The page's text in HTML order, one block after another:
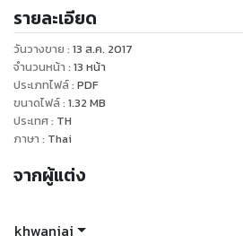
รายละเอียด
วันวางขาย : 13 ส.ค. 2017
จำนวนหน้า : 13 หน้า
ประเภทไฟล์: PDF
ขนาดไฟล์: 1.32 MB
ประเทศ: TH
ภาษา : Thai
จากผู้แต่ง
khwanjai